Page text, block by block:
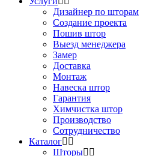
Дизайнер по шторам
Создание проекта
Пошив штор
Выезд менеджера
Замер
Доставка
Монтаж
Навеска штор
Гарантия
Химчистка штор
Производство
Сотрудничество
Каталог
Шторы